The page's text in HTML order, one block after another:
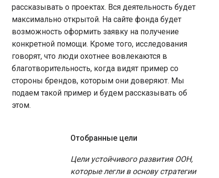
рассказывать о проектах. Вся деятельность будет
максимально открытой. На сайте фонда будет
возможность оформить заявку на получение
конкретной помощи. Кроме того, исследования
говорят, что люди охотнее вовлекаются в
благотворительность, когда видят пример со
стороны брендов, которым они доверяют. Мы
подаем такой пример и будем рассказывать об
этом.
Отобранные цели
Цели устойчивого развития ООН,
которые легли в основу стратегии